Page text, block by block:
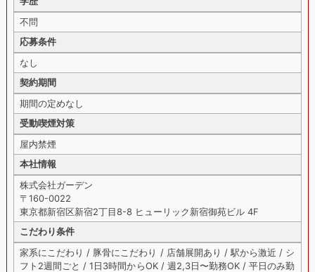
不問
応募条件
なし
契約期間
期間の定めなし
受動喫煙対策
屋内禁煙
本社情報
株式会社ガーデン
〒160-0022
東京都新宿区新宿2丁目8-8 ヒューリック新宿御苑ビル 4F
こだわり条件
家系にこだわり / 豚骨にこだわり / 店舗展開あり / 駅から激近 / シ
フト2週間ごと / 1日3時間からOK / 週2,3日〜勤務OK / 平日のみ勤